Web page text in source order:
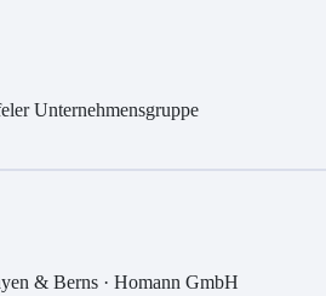
Unternehmensgruppe
& Berns · Homann GmbH